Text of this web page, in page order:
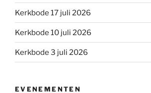
Kerkbode 17 juli 2026
Kerkbode 10 juli 2026
Kerkbode 3 juli 2026
EVENEMENTEN